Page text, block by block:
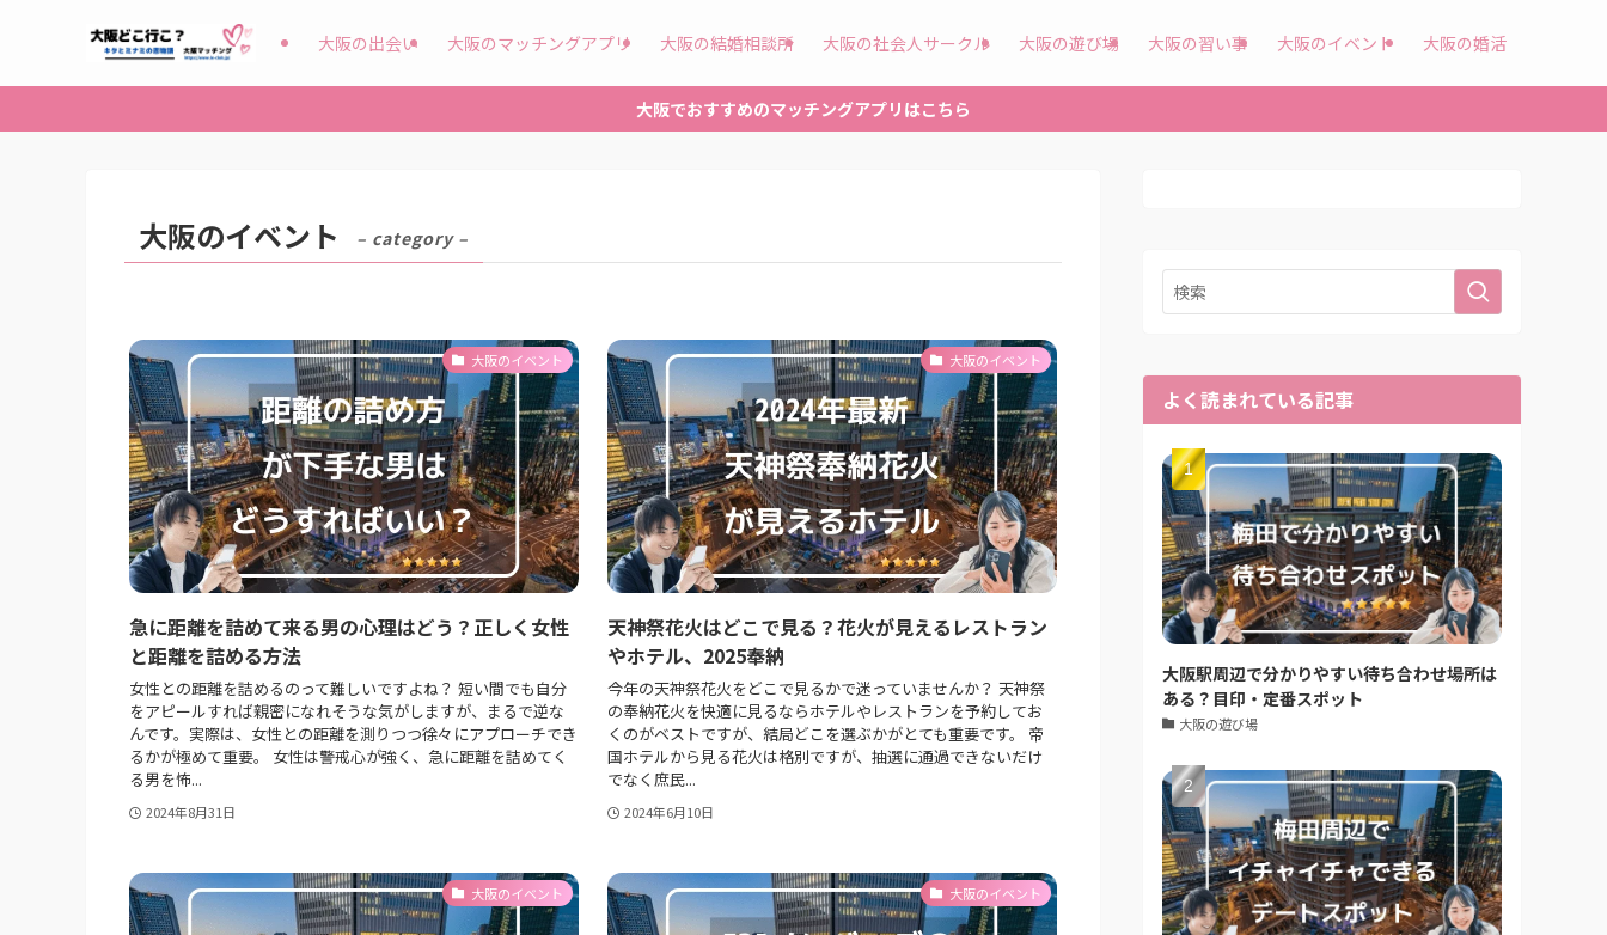
大阪の出会い 大阪のマッチングアプリ 大阪の結婚相談所 大阪の社会人サークル 大阪の遊び場 大阪の習い事 大阪のイベント 大阪の婚活
大阪でおすすめのマッチングアプリはこちら
大阪のイベント – category –
大阪のイベント
急に距離を詰めて来る男の心理はどう？正しく女性
と距離を詰める方法
女性との距離を詰めるのって難しいですよね？ 短い間でも自分
をアピールすれば親密になれそうな気がしますが、まるで逆な
んです。実際は、女性との距離を測りつつ徐々にアプローチでき
るかが極めて重要。 女性は警戒心が強く、急に距離を詰めてく
る男を怖...
2024年8月31日
大阪のイベント
天神祭花火はどこで見る？花火が見えるレストラン
やホテル、2025奉納
今年の天神祭花火をどこで見るかで迷っていませんか？ 天神祭
の奉納花火を快適に見るならホテルやレストランを予約してお
くのがベストですが、結局どこを選ぶかがとても重要です。 帝
国ホテルから見る花火は格別ですが、抽選に通過できないだけ
でなく庶民...
2024年6月10日
大阪のイベント 大阪のイベント
よく読まれている記事
大阪駅周辺で分かりやすい待ち合わせ場所は
ある？目印・定番スポット
大阪の遊び場